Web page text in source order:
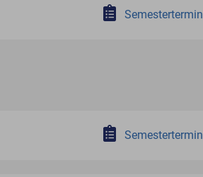
Semestertermin
Semestertermin